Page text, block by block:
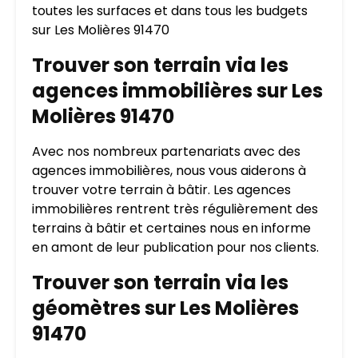
toutes les surfaces et dans tous les budgets
sur Les Molières 91470
Trouver son terrain via les
agences immobilières sur Les
Molières 91470
Avec nos nombreux partenariats avec des
agences immobilières, nous vous aiderons à
trouver votre terrain à bâtir. Les agences
immobilières rentrent très régulièrement des
terrains à bâtir et certaines nous en informe
en amont de leur publication pour nos clients.
Trouver son terrain via les
géomètres sur Les Molières
91470